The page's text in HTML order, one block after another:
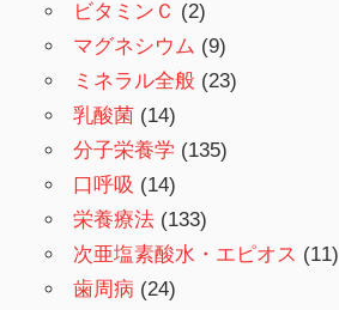
ビタミンＣ (2)
マグネシウム (9)
ミネラル全般 (23)
乳酸菌 (14)
分子栄養学 (135)
口呼吸 (14)
栄養療法 (133)
次亜塩素酸水・エピオス (11)
歯周病 (24)